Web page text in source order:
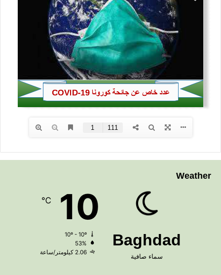
Weather
Baghdad
سماء صافية
10
℃
53%
2.06 كيلومتر/ساعة